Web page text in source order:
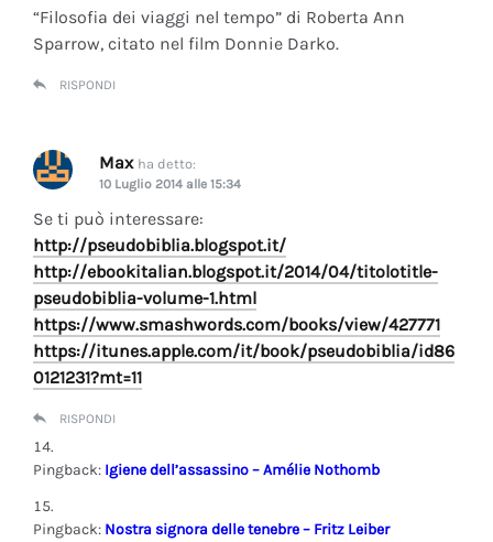
“Filosofia dei viaggi nel tempo” di Roberta Ann
Sparrow, citato nel film Donnie Darko.
RISPONDI
Max ha detto:
10 Luglio 2014 alle 15:34
Se ti può interessare:
http://pseudobiblia.blogspot.it/
http://ebookitalian.blogspot.it/2014/04/titolotitle-
pseudobiblia-volume-1.html
https://www.smashwords.com/books/view/427771
https://itunes.apple.com/it/book/pseudobiblia/id86
0121231?mt=11
RISPONDI
Pingback: Igiene dell’assassino – Amélie Nothomb
Pingback: Nostra signora delle tenebre – Fritz Leiber